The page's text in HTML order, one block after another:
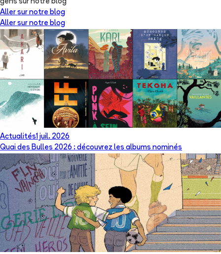
gens sur notre blog
Aller sur notre blog
Aller sur notre blog
Actualités1 juil. 2026
Quai des Bulles 2026 : découvrez les albums nominés